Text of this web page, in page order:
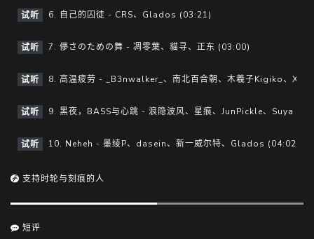
试听 6. 自己的囚徒 - CRS、Glados (03:21)
试听 7. 儚さのための舞 - 凋零葉、貓寻、正东 (03:00)
试听 8. 高温疲劳 - _B3nwalker_、南北百合朝、木羲子Kigiko、X-
试听 9. 黑夜，BASS与心跳 - 浪隐波风、星痕、JunPickle、Suya
试听 10. Neheh - 墨绫P、dasein、新一威尔特、Glados (04:02)
支持时轮与刻痕的人
短评